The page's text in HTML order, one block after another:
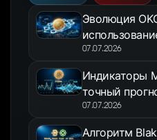
Эволюция
OKX
07.07.2026
Индикаторы
точный
году
07.07.2026
Алгоритм